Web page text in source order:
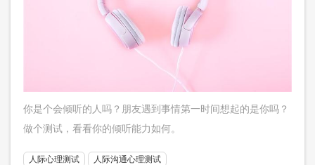
你是个会倾听的人吗？朋友遇到事情第一时间想起的是你吗？
做个测试，看看你的倾听能力如何。
人际心理测试 人际沟通心理测试